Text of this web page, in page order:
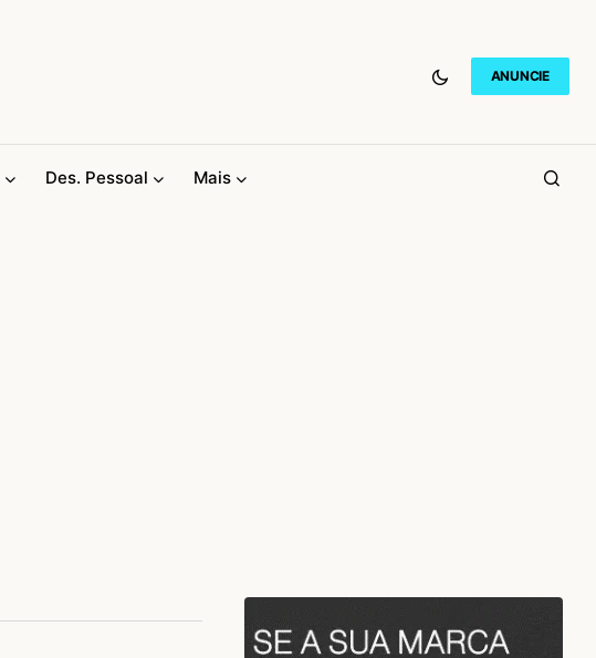
ANUNCIE
Des. Pessoal Mais